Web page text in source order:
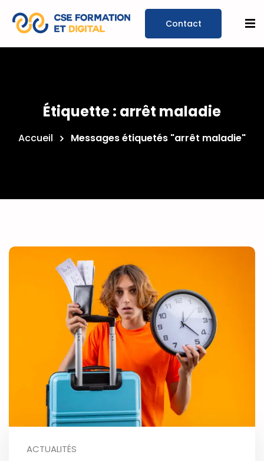
vous
Étiquette : arrêt maladie
Accueil Messages étiquetés "arrêt maladie"
ACTUALITÉS